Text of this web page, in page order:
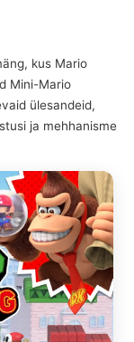
kus Mario
Mini-Mario
ülesandeid,
ja mehhanisme